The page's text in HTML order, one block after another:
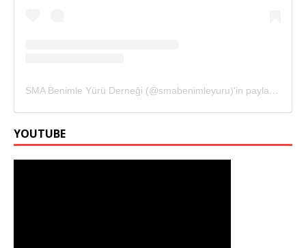
SMA Benimle Yürü Derneği (@smabenimleyuru)'in paylaştığı bir gönderi
YOUTUBE